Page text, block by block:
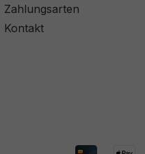
Zahlungsarten
Kontakt